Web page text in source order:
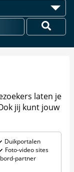
laten je
jij kunt jouw
Duikportalen
Foto-video sites
partner